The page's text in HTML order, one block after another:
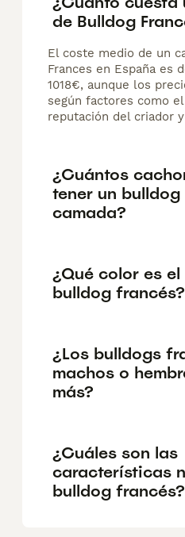
de Bulldog
El coste medio de un
Frances en España es
1018€, aunque los
según factores como
reputación del criador
¿Cuántos
tener un
camada?
¿Qué color es
bulldog francés?
¿Los bulldogs
machos o
más?
¿Cuáles son las
características
bulldog francés?